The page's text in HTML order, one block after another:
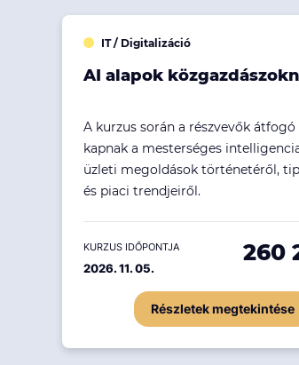
IT / Digitalizáció
AI alapok
A kurzus során a részvevők átfogó
kapnak a mesterséges
üzleti megoldások történetéről,
és piaci trendjeiről.
KURZUS IDŐPONTJA
2026. 11. 05.
260
Részletek megtekintése